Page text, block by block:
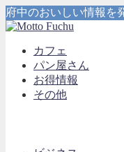
府中のおいしい情報を
カフェ
パン屋さん
お得情報
その他